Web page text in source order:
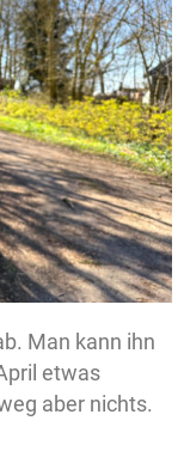
Man kann ihn
etwas
aber nichts.